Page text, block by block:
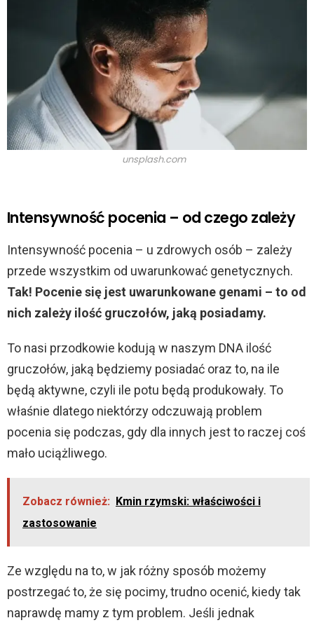
unsplash.com
Intensywność pocenia – od czego zależy
Intensywność pocenia – u zdrowych osób – zależy
przede wszystkim od uwarunkować genetycznych.
Tak! Pocenie się jest uwarunkowane genami – to od
nich zależy ilość gruczołów, jaką posiadamy.
To nasi przodkowie kodują w naszym DNA ilość
gruczołów, jaką będziemy posiadać oraz to, na ile
będą aktywne, czyli ile potu będą produkowały. To
właśnie dlatego niektórzy odczuwają problem
pocenia się podczas, gdy dla innych jest to raczej coś
mało uciążliwego.
Zobacz również:
Kmin rzymski: właściwości i
zastosowanie
Ze względu na to, w jak różny sposób możemy
postrzegać to, że się pocimy, trudno ocenić, kiedy tak
naprawdę mamy z tym problem. Jeśli jednak